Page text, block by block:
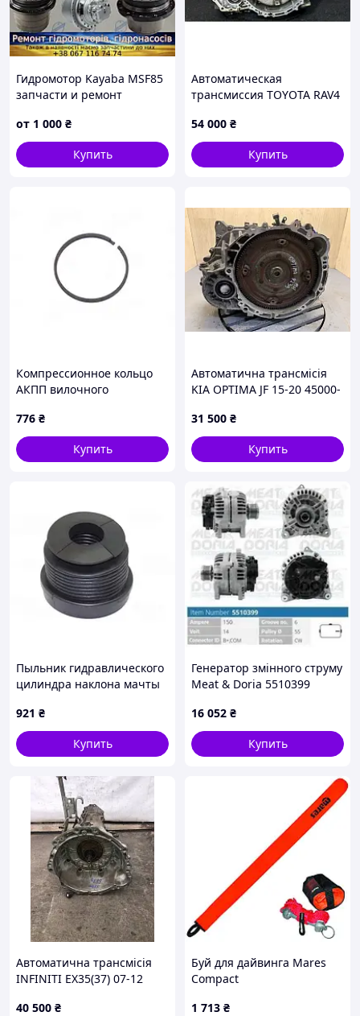
Гидромотор Kayaba MSF85
запчасти и ремонт
от 1 000 ₴
Купить
Автоматическая
трансмиссия TOYOTA RAV4
54 000 ₴
Купить
Компрессионное кольцо
АКПП вилочного
Doosan D180453
776 ₴
Купить
Автоматична трансмісія
KIA OPTIMA JF 15-20 45000-
31 500 ₴
Купить
Пыльник гидравлического
цилиндра наклона мачты
Toyota 65592-26620-71
921 ₴
Купить
Генератор змінного струму
Meat & Doria 5510399
16 052 ₴
Купить
Автоматична трансмісія
INFINITI EX35(37) 07-12
40 500 ₴
Буй для дайвинга Mares
Compact
1 713 ₴